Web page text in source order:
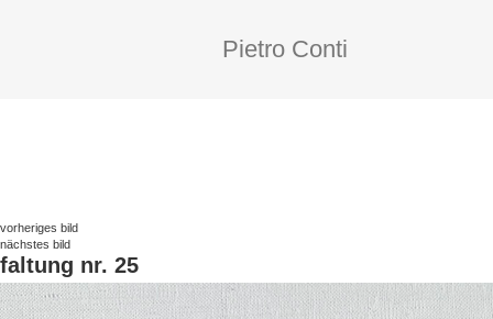
Pietro Conti
vorheriges bild
nächstes bild
faltung nr. 25